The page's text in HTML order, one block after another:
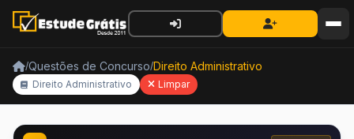
/Questões de Concurso/Direito Administrativo
Direito Administrativo Limpar